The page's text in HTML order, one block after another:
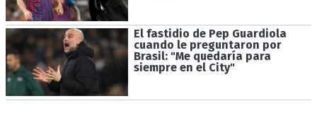
El fastidio de Pep Guardiola
cuando le preguntaron por
Brasil: "Me quedaría para
siempre en el City"